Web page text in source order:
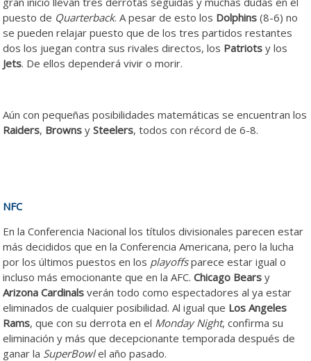
puesto de Quarterback. A pesar de esto los Dolphins (8-6) no
se pueden relajar puesto que de los tres partidos restantes
dos los juegan contra sus rivales directos, los Patriots y los
Jets. De ellos dependerá vivir o morir.
Aún con pequeñas posibilidades matemáticas se encuentran los
Raiders, Browns ySteelers, todos con récord de 6-8.
NFC
En la Conferencia Nacional los títulos divisionales parecen estar
más decididos que en la Conferencia Americana, pero la lucha
por los últimos puestos en los playoffsparece estar igual o
incluso más emocionante que en la AFC.Chicago Bears y
Arizona Cardinals verán todo como espectadores al ya estar
eliminados de cualquier posibilidad. Al igual que Los Angeles
Rams, que con su derrota en el Monday Night, confirma su
eliminación y más que decepcionante temporada después de
ganar la SuperBowlel año pasado.